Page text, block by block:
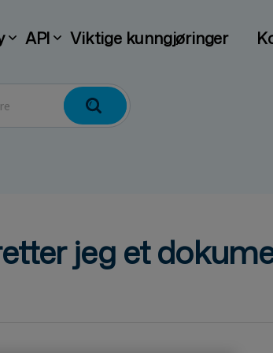
API Viktige kunngjøringer
jeg et